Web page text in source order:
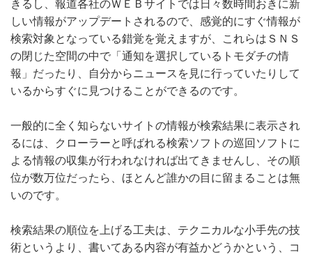
きるし、報道各社のＷＥＢサイトでは日々数時間おきに新
しい情報がアップデートされるので、感覚的にすぐ情報が
検索対象となっている錯覚を覚えますが、これらはＳＮＳ
の閉じた空間の中で「通知を選択しているトモダチの情
報」だったり、自分からニュースを見に行っていたりして
いるからすぐに見つけることができるのです。
一般的に全く知らないサイトの情報が検索結果に表示され
るには、クローラーと呼ばれる検索ソフトの巡回ソフトに
よる情報の収集が行われなければ出てきませんし、その順
位が数万位だったら、ほとんど誰かの目に留まることは無
いのです。
検索結果の順位を上げる工夫は、テクニカルな小手先の技
術というより、書いてある内容が有益かどうかという、コ